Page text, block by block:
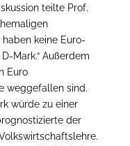
teilte Prof.
keine Euro-
Mark.“ Außerdem
Euro
weggefallen sind.
würde zu einer
der